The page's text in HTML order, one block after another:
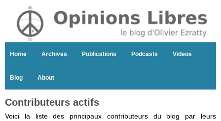
Home Archives Publications Podcasts Videos
Blog About
Contributeurs actifs
Voici la liste des principaux contributeurs du blog par leurs